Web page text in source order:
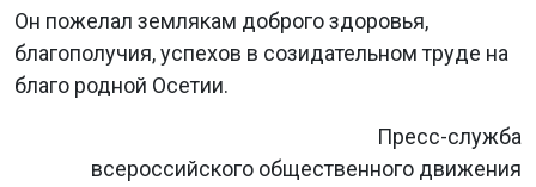
Он пожелал землякам доброго здоровья,
благополучия, успехов в созидательном труде на
благо родной Осетии.
Пресс-служба
всероссийского общественного движения